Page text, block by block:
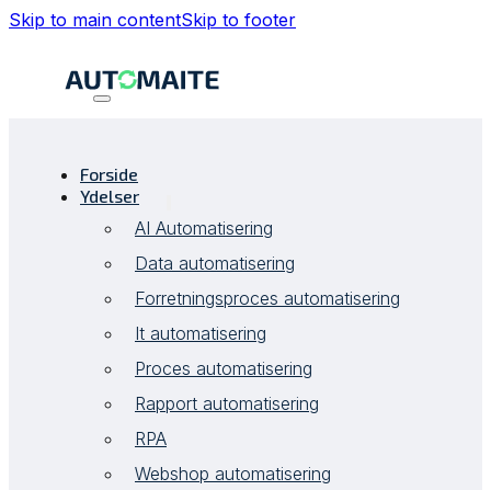
Skip to main contentSkip to footer
Forside
Ydelser
AI Automatisering
Data automatisering
Forretningsproces automatisering
It automatisering
Proces automatisering
Rapport automatisering
RPA
Webshop automatisering